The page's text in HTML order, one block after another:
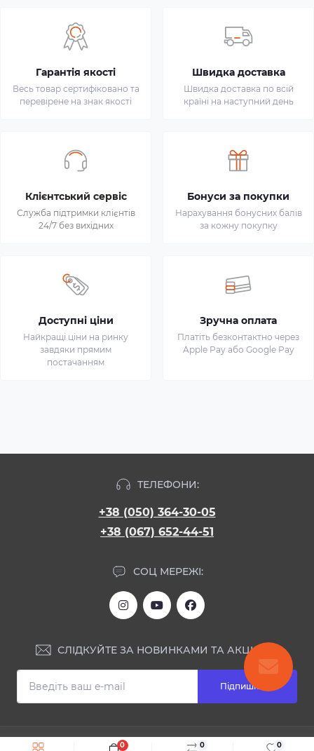
0 0
0
Гарантія якості
Весь товар сертифіковано та
перевірене на знак якості
Швидка доставка
Швидка доставка по всій
країні на наступний день
Клієнтський сервіс
Служба підтримки клієнтів
24/7 без вихідних
Бонуси за покупки
Нарахування бонусних балів
за кожну покупку
Доступні ціни
Найкращі ціни на ринку
завдяки прямим
постачанням
Зручна оплата
Платіть безконтактно через
Apple Pay або Google Pay
ТЕЛЕФОНИ:
+38 (050) 364-30-05
+38 (067) 652-44-51
СОЦ МЕРЕЖІ:
СЛІДКУЙТЕ ЗА НОВИНКАМИ ТА АКЦІЯМИ:
Підпишіться
ІНФОРМАЦІЯ